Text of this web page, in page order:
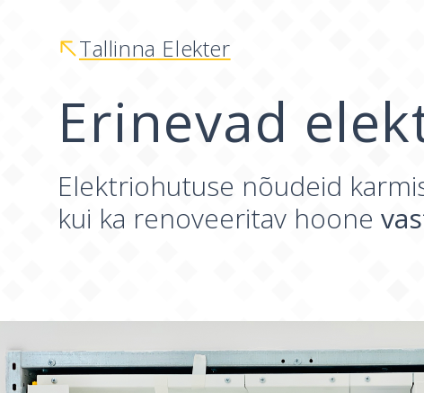
Tallinna Elekter
Erinevad
Elektriohutuse nõudeid
kui ka renoveeritav hoone